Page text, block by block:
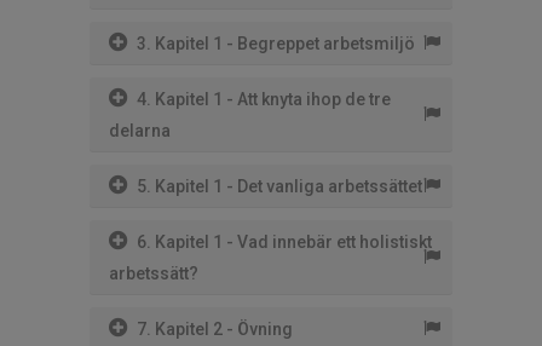
3. Kapitel 1 - Begreppet arbetsmiljö
4. Kapitel 1 - Att knyta ihop de tre
delarna
5. Kapitel 1 - Det vanliga arbetssättet
6. Kapitel 1 - Vad innebär ett holistiskt
arbetssätt?
7. Kapitel 2 - Övning